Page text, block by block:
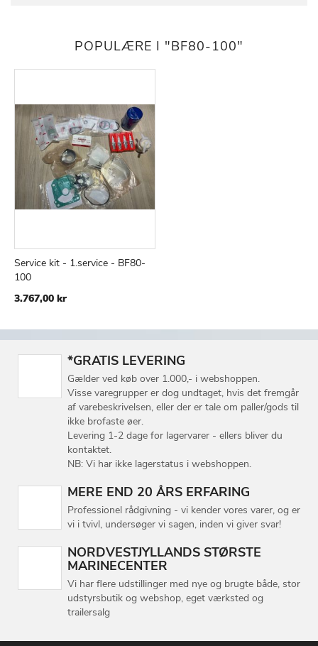
POPULÆRE I "BF80-100"
Service kit - 1.service - BF80-
100
3.767,00 kr
*GRATIS LEVERING
Gælder ved køb over 1.000,- i webshoppen.
Visse varegrupper er dog undtaget, hvis det fremgår
af varebeskrivelsen, eller der er tale om paller/gods til
ikke brofaste øer.
Levering 1-2 dage for lagervarer - ellers bliver du
kontaktet.
NB: Vi har ikke lagerstatus i webshoppen.
MERE END 20 ÅRS ERFARING
Professionel rådgivning - vi kender vores varer, og er
vi i tvivl, undersøger vi sagen, inden vi giver svar!
NORDVESTJYLLANDS STØRSTE
MARINECENTER
Vi har flere udstillinger med nye og brugte både, stor
udstyrsbutik og webshop, eget værksted og
trailersalg